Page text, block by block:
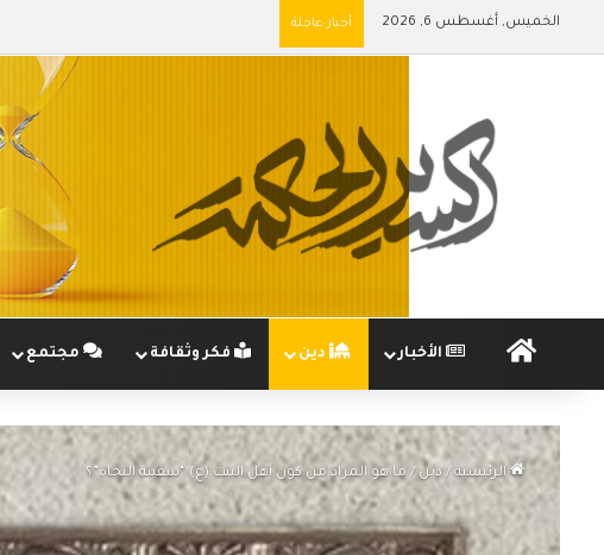
الخميس, أغسطس 6, 2026 أخبار عاجلة
الرئيسيةالأخبار دين فكر وثقافة مجتمع
الرئيسية / دين / ما هو المراد من كون أهل البيت (ع) “سفينة النجاة”؟